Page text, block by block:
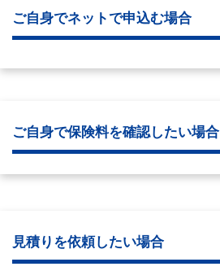
ご自身でネットで申込む場合
ご自身で保険料を確認したい場合
見積りを依頼したい場合